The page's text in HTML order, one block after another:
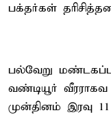
பக்தர்கள்
பல்வேறு
வண்டியூர்
முன்தினம் இரவு